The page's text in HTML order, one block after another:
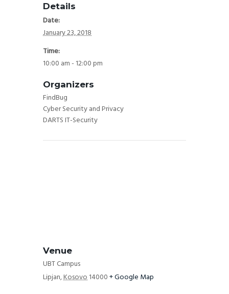
Details
Date:
January 23, 2018
Time:
10:00 am - 12:00 pm
Organizers
FindBug
Cyber Security and Privacy
DARTS IT-Security
Venue
UBT Campus
Lipjan,Kosovo14000+ Google Map